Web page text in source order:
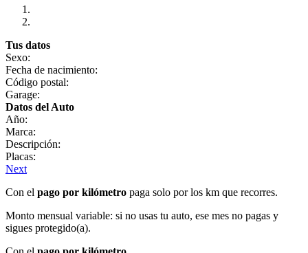
Tus datos
Sexo:
Fecha de nacimiento:
Código postal:
Garage:
Datos del Auto
Año:
Marca:
Descripción:
Placas:
Next
Con el pago por kilómetro paga solo por los km que recorres.
Monto mensual variable: si no usas tu auto, ese mes no pagas y
sigues protegido(a).